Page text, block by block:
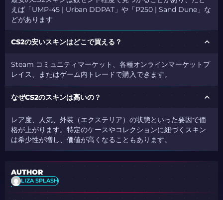
えば「UMP-45 | Urban DDPAT」や「P250 | Sand Dune」な
どがあります
CS2の安いスキンはどこで買える？
Steam コミュニティマーケット、各種オンラインマーケットプ
レイス、またはゲーム内トレードで購入できます。
なぜCS2のスキンは高いの？
レア度、人気、外装（エクステリア）の状態といった要因で価
格が上がります。特定のケースやコレクションに紐づくスキン
は希少性が増し、価値が高くなることもあります。
AUTHOR
LIZA SPLASH